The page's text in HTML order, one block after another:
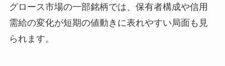
グロース市場の一部銘柄では、保有者構成や信用
需給の変化が短期の値動きに表れやすい局面も見
られます。